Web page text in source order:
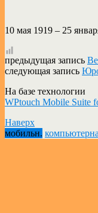
10 мая 1919 – 25
предыдущая запись
следующая запись
На базе технологии
WPtouch Mobile Suite
Наверх
мобильн.